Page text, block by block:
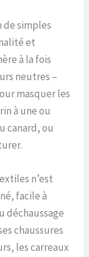
de simples
et
à la fois
neutres –
masquer les
à une ou
canard, ou
n’est
facile à
déchaussage
chaussures
les carreaux